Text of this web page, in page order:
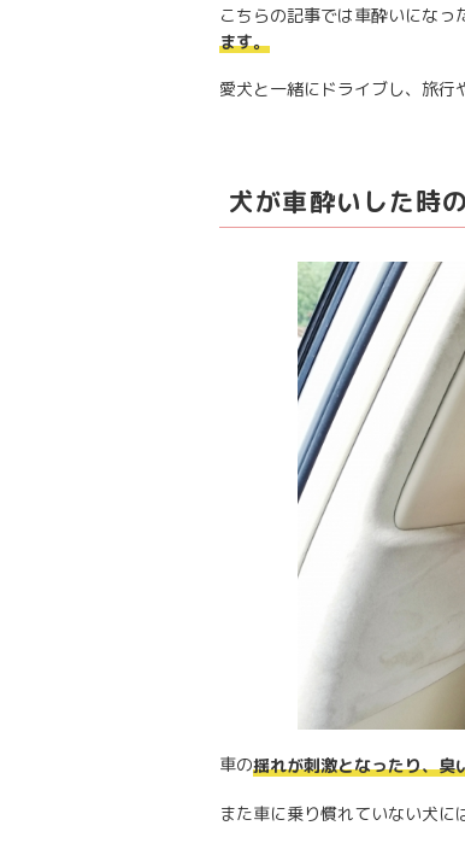
こちらの記事では車酔いになっ
ます。
愛犬と一緒にドライブし、旅行
犬が車酔いした時
車の揺れが刺激となったり、臭
また車に乗り慣れていない犬に